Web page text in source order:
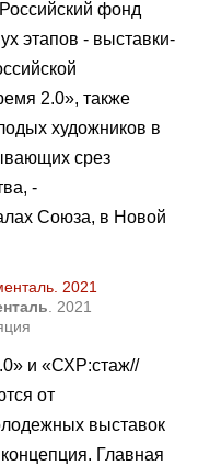
фонд
этапов - выставки-
2.0», также
художников в
срез
-
Союза, в Новой
. 2021
и «СХР:стаж//
от
выставок
Главная